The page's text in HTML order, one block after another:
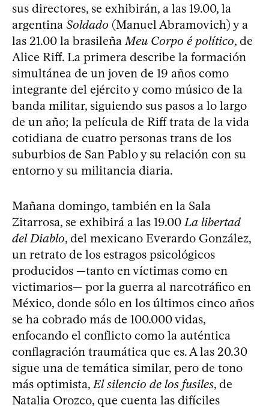
sus directores, se exhibirán, a las 19.00, la
argentina Soldado (Manuel Abramovich) y a
las 21.00 la brasileñaMeu Corpo é político, de
Alice Riff. La primera describe la formación
simultánea de un joven de 19 años como
integrante del ejército y como músico de la
banda militar, siguiendo sus pasos a lo largo
de un año; la película de Riff trata de la vida
cotidiana de cuatro personas trans de los
suburbios de San Pablo y su relación con su
entorno y su militancia diaria.
Mañana domingo, también en la Sala
Zitarrosa, se exhibirá a las 19.00La libertad
del Diablo, del mexicano Everardo González,
un retrato de los estragos psicológicos
producidos —tanto en víctimas como en
victimarios— por la guerra al narcotráfico en
México, donde sólo en los últimos cinco años
se ha cobrado más de 100.000 vidas,
enfocando el conflicto como la auténtica
conflagración traumática que es. A las 20.30
sigue una de temática similar, pero de tono
más optimista,El silencio de los fusiles, de
Natalia Orozco, que cuenta las difíciles